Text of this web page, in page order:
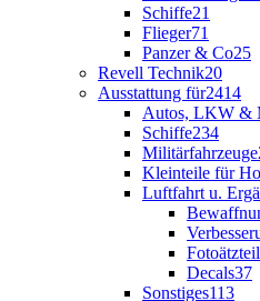
Schiffe21
Flieger71
Panzer & Co25
Revell Technik20
Ausstattung für2414
Autos, LKW &
Schiffe234
Militärfahrzeuge
Kleinteile für
Luftfahrt u.
Decals37
Sonstiges113